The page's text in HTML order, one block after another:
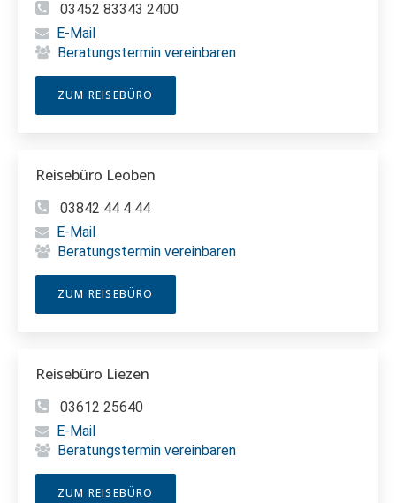
03452 83343 2400
E-Mail
Beratungstermin vereinbaren
ZUM REISEBÜRO
Reisebüro Leoben
03842 44 4 44
E-Mail
Beratungstermin vereinbaren
ZUM REISEBÜRO
Reisebüro Liezen
03612 25640
E-Mail
Beratungstermin vereinbaren
ZUM REISEBÜRO